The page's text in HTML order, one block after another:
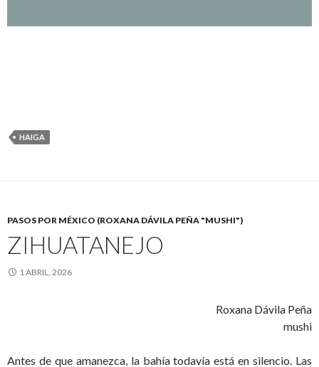
HAIGA
PASOS POR MÉXICO (ROXANA DÁVILA PEÑA "MUSHI")
ZIHUATANEJO
1 ABRIL, 2026
Roxana Dávila Peña
mushi
Antes de que amanezca, la bahía todavía está en silencio. Las